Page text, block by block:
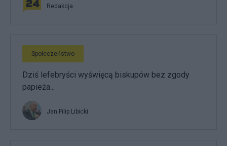
Redakcja
Społeczeństwo
Dziś lefebryści wyświęcą biskupów bez zgody
papieża...
Jan Filip Libicki